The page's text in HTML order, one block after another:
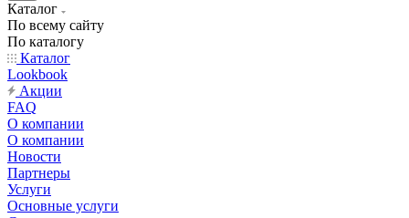
Каталог
По всему сайту
По каталогу
Каталог
Lookbook
Акции
FAQ
О компании
О компании
Новости
Партнеры
Услуги
Основные услуги